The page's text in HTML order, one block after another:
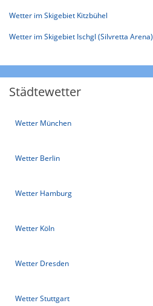
Wetter im Skigebiet Kitzbühel
Wetter im Skigebiet Ischgl (Silvretta Arena)
Städtewetter
Wetter München
Wetter Berlin
Wetter Hamburg
Wetter Köln
Wetter Dresden
Wetter Stuttgart